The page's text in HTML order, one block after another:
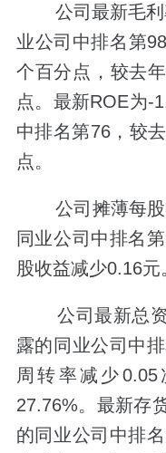
公司最新毛利
业公司中排名第
个百分点，较去
点。最新ROE为-
中排名第76，较
点。
公司摊薄每股
同业公司中排名
股收益减少0.16元
公司最新总资
露的同业公司中
周转率减少
27.76%。最新存
的同业公司中排